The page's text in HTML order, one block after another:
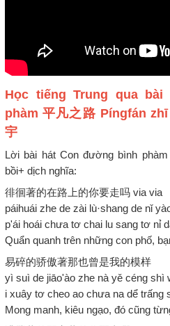
Học tiếng Trung qua
phàm 平凡之路 Píngfán
宇
Lời bài hát Con đường bình
bồi+ dịch nghĩa:
徘徊著的在路上的你要走吗 via via
páihuái zhe de zài lù·shang de nǐ
p'ái hoái chưa tơ chai lu sang tơ nỉ
Quẩn quanh trên những con phố,
易碎的骄傲著那也曾是我的模样
yì suì de jiāo'ào zhe nà yě céng shì
i xuây tơ cheo ao chưa na dể trấng
Mong manh, kiêu ngạo, đó cũng